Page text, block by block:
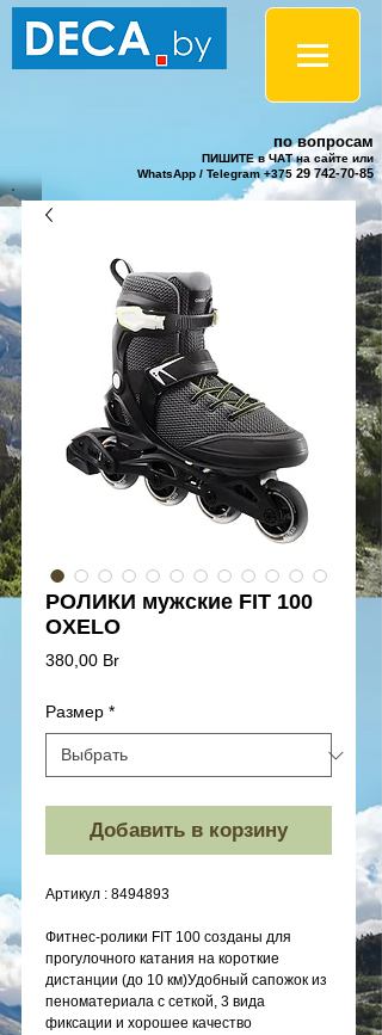
по вопросам
ПИШИТЕ в ЧАТ на сайте или
WhatsApp / Telegram +375 29 742-70-85
РОЛИКИ мужские FIT 100
OXELO
380,00 BrЦена
Размер *
Добавить в корзину
Артикул : 8494893
Фитнес-ролики FIT 100 созданы для
прогулочного катания на короткие
дистанции (до 10 км)Удобный сапожок из
пеноматериала с сеткой, 3 вида
фиксации и хорошее качество